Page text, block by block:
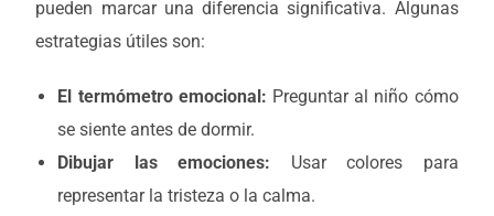
pueden marcar una diferencia significativa. Algunas
estrategias útiles son:
El termómetro emocional: Preguntar al niño cómo
se siente antes de dormir.
Dibujar las emociones: Usar colores para
representar la tristeza o la calma.